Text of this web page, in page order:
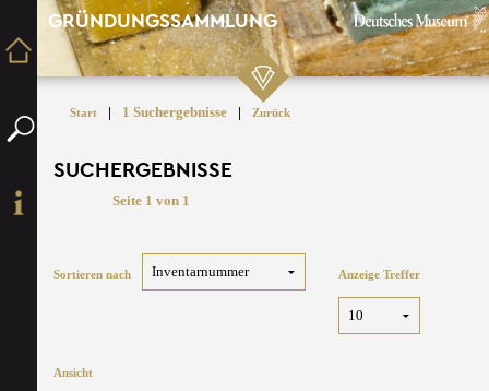
GRÜNDUNGSSAMMLUNG
Start | 1 Suchergebnisse | Zurück
SUCHERGEBNISSE
Seite 1 von 1
Sortieren nach Anzeige Treffer
Ansicht